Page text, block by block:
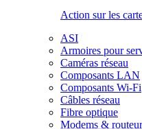
Action sur les
ASI
Armoires pour
Caméras réseau
Composants LAN
Composants Wi-Fi
Câbles réseau
Fibre optique
Modems &